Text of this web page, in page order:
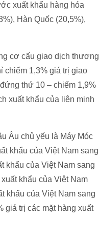
xuất khẩu hàng hóa
Hàn Quốc (20,5%),
cơ cấu giao dịch thương
chiếm 1,3% giá trị giao
thứ 10 – chiếm 1,9%
xuất khẩu của liên minh
Âu chủ yếu là Máy Móc
khẩu của Việt Nam sang
khẩu của Việt Nam sang
khẩu của Việt Nam
khẩu của Việt Nam sang
giá trị các mặt hàng xuất